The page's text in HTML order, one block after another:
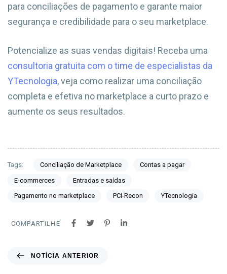
para conciliações de pagamento e garante maior
segurança e credibilidade para o seu marketplace.
Potencialize as suas vendas digitais! Receba uma
consultoria gratuita com o time de especialistas da
YTecnologia, veja como realizar uma conciliação
completa e efetiva no marketplace a curto prazo e
aumente os seus resultados.
Tags: Conciliação de Marketplace Contas a pagar
E-commerces Entradas e saídas
Pagamento no marketplace PCI-Recon YTecnologia
COMPARTILHE
NOTÍCIA ANTERIOR